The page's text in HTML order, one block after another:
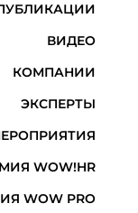
ВИДЕО
КОМПАНИИ
ЭКСПЕРТЫ
WOW!HR
WOW PRO